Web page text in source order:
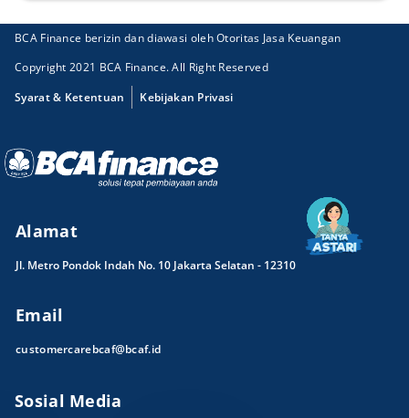
BCA Finance berizin dan diawasi oleh Otoritas Jasa Keuangan
Copyright 2021 BCA Finance. All Right Reserved
Syarat & Ketentuan
Kebijakan Privasi
Alamat
Jl. Metro Pondok Indah No. 10 Jakarta Selatan - 12310
Email
customercarebcaf@bcaf.id
Sosial Media